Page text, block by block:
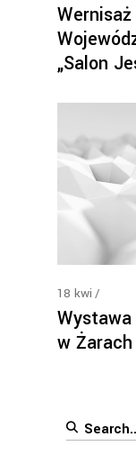
„Salon
18 kwi
w Żarach
Search